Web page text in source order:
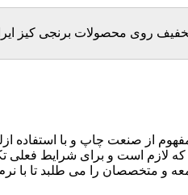
روی محصولات برنجی کیز ایران
از صنعت چاپ و با استفاده
لازم است و برای شرایط فعلی